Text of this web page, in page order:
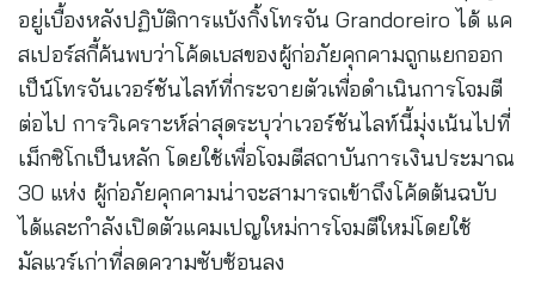
อยู่เบื้องหลังปฏิบัติการแบ้งกิ้งโทรจัน Grandoreiro ได้ แค
สเปอร์สกี้ค้นพบว่าโค้ดเบสของผู้ก่อภัยคุกคามถูกแยกออก
เป็น์โทรจันเวอร์ชันไลท์ที่กระจายตัวเพื่อดำเนินการโจมตี
ต่อไป การวิเคราะห์ล่าสุดระบุว่าเวอร์ชันไลท์นี้มุ่งเน้นไปที่
เม็กซิโกเป็นหลัก โดยใช้เพื่อโจมตีสถาบันการเงินประมาณ
30 แห่ง ผู้ก่อภัยคุกคามน่าจะสามารถเข้าถึงโค้ดต้นฉบับ
ได้และกำลังเปิดตัวแคมเปญใหม่การโจมตีใหม่โดยใช้
มัลแวร์เก่าที่ลดความซับซ้อนลง